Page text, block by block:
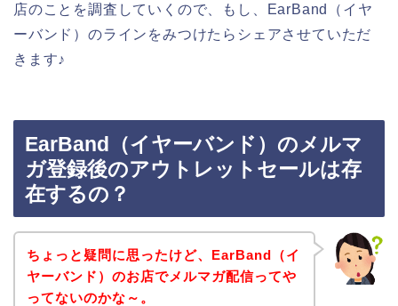
店のことを調査していくので、もし、EarBand（イヤ
ーバンド）のラインをみつけたらシェアさせていただ
きます♪
EarBand（イヤーバンド）のメルマ
ガ登録後のアウトレットセールは存
在するの？
ちょっと疑問に思ったけど、EarBand（イ
ヤーバンド）のお店でメルマガ配信ってや
ってないのかな～。